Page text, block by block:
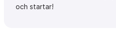
och startar!